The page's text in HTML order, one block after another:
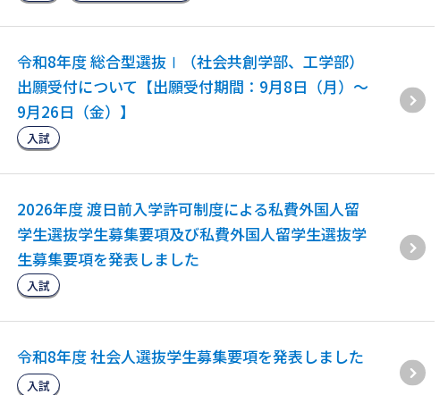
令和8年度 総合型選抜Ⅰ（社会共創学部、工学部）
出願受付について【出願受付期間：9月8日（月）～
9月26日（金）】
入試
2026年度 渡日前入学許可制度による私費外国人留
学生選抜学生募集要項及び私費外国人留学生選抜学
生募集要項を発表しました
入試
令和8年度 社会人選抜学生募集要項を発表しました
入試